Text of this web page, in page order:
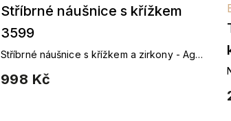
Stříbrné náušnice s křížkem
3599
998 Kč
Stříbrné náušnice s křížkem a zirkony - Ag